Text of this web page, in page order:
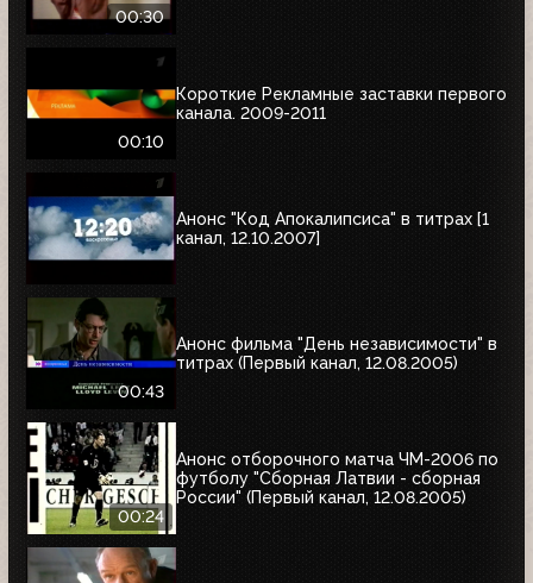
00:30
00:10
Короткие Рекламные заставки первого
канала. 2009-2011
Анонс "Код Апокалипсиса" в титрах [1
канал, 12.10.2007]
00:43
Анонс фильма "День независимости" в
титрах (Первый канал, 12.08.2005)
00:24
Анонс отборочного матча ЧМ-2006 по
футболу "Сборная Латвии - сборная
России" (Первый канал, 12.08.2005)